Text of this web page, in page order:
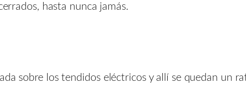
hasta nunca jamás.
sobre los tendidos eléctricos y allí se quedan un